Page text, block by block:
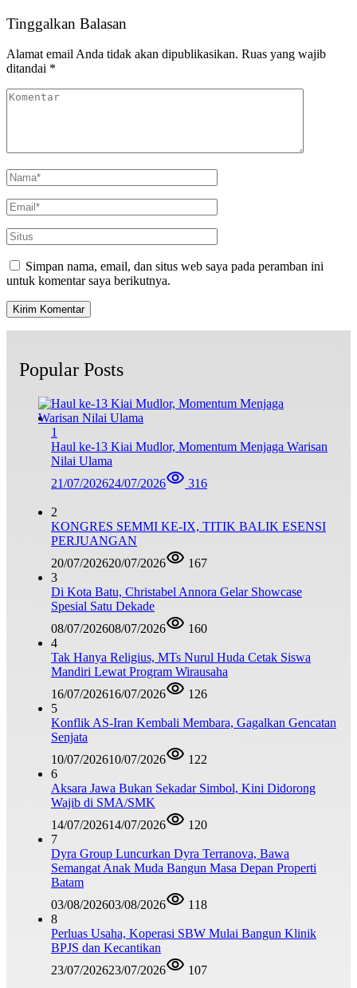
Tinggalkan Balasan
Alamat email Anda tidak akan dipublikasikan. Ruas yang wajib
ditandai *
Simpan nama, email, dan situs web saya pada peramban ini
untuk komentar saya berikutnya.
Popular Posts
1
Haul ke-13 Kiai Mudlor, Momentum Menjaga Warisan
Nilai Ulama
21/07/202624/07/2026 316
2
KONGRES SEMMI KE-IX, TITIK BALIK ESENSI
PERJUANGAN
20/07/202620/07/2026
167
3
Di Kota Batu, Christabel Annora Gelar Showcase
Spesial Satu Dekade
08/07/202608/07/2026
160
4
Tak Hanya Religius, MTs Nurul Huda Cetak Siswa
Mandiri Lewat Program Wirausaha
16/07/202616/07/2026
126
5
Konflik AS-Iran Kembali Membara, Gagalkan Gencatan
Senjata
10/07/202610/07/2026
122
6
Aksara Jawa Bukan Sekadar Simbol, Kini Didorong
Wajib di SMA/SMK
14/07/202614/07/2026
120
7
Dyra Group Luncurkan Dyra Terranova, Bawa
Semangat Anak Muda Bangun Masa Depan Properti
Batam
03/08/202603/08/2026
118
8
Perluas Usaha, Koperasi SBW Mulai Bangun Klinik
BPJS dan Kecantikan
23/07/202623/07/2026 107